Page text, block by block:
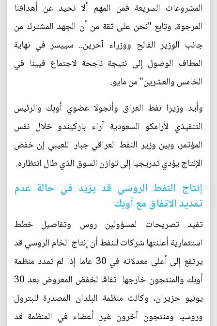
المشروعات السريعة فمن المهم ألا نحيد عن أهدافنا
المرجوة، وتابع "نحن على ثقة من أن الجهد المشترك من
جانب الوزير الفالح ووزراء آخرين.. سييسر في نهاية
المطاف الوصول إلى نتيجة ناجحة لاجتماع فيينا في
الخامس والعشرين" من مايو.
وأيد وزيرا نفط العراق وأنجولا عضوي أوبك والرئيس
التنفيذي لأرامكو السعودية آراء باركيندو خلال نفس
المؤتمر، وبين وزير النفط العراقي جبار اللعيبي إن خفض
الإنتاج يؤدي تدريجيا إلى توازن السوق الذي طال انتظاره.
إنتاج النفط الروسي قد يزيد في حالة عدم
تمديد الاتفاق مع أوبك
تفيد تصريحات لمسؤولين روس وتفاصيل خطط
استثمارية أعلنتها شركات للنفط أن إنتاج الخام الروسي قد
يرتفع إلى أعلى معدلاته في 30 عاما إذا لم تمدد منظمة
أوبك والمنتجون خارجها اتفاقا لخفض المعروض بعد 30
يونيو حزيران، وكانت منظمة البلدان المصدرة للبترول
وروسيا ومنتجون آخرون غير أعضاء في المنظمة قد